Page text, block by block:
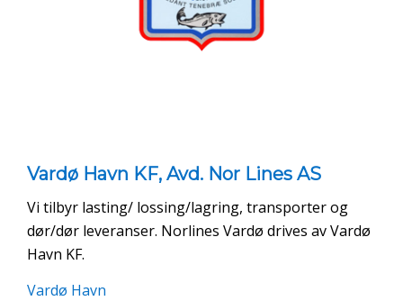
Vardø Havn KF, Avd. Nor Lines AS
Vi tilbyr lasting/ lossing/lagring, transporter og
dør/dør leveranser. Norlines Vardø drives av Vardø
Havn KF.
Vardø Havn